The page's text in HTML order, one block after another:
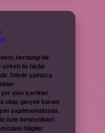
herhangi bir
şirketi ile hiçbir
Sitede yalnızca
yer alan içerikler
olup, gerçek kurum
yapılmamaktadır.
isim benzerlikleri
bilgiler